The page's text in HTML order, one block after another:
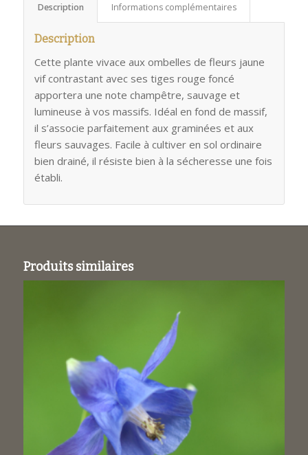
Description Informations complémentaires
Description
Cette plante vivace aux ombelles de fleurs jaune
vif contrastant avec ses tiges rouge foncé
apportera une note champêtre, sauvage et
lumineuse à vos massifs. Idéal en fond de massif,
il s’associe parfaitement aux graminées et aux
fleurs sauvages. Facile à cultiver en sol ordinaire
bien drainé, il résiste bien à la sécheresse une fois
établi.
Produits similaires